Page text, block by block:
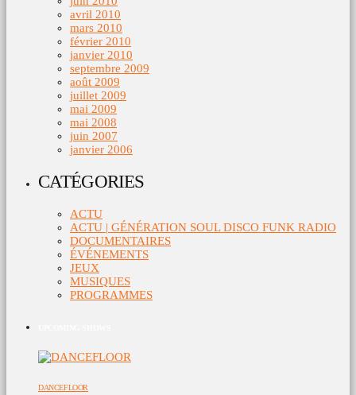
avril 2010
mars 2010
février 2010
janvier 2010
septembre 2009
août 2009
juillet 2009
mai 2009
mai 2008
juin 2007
janvier 2006
CATÉGORIES
ACTU
ACTU | GÉNÉRATION SOUL DISCO FUNK RADIO
DOCUMENTAIRES
ÉVÉNEMENTS
JEUX
MUSIQUES
PROGRAMMES
DANCEFLOOR